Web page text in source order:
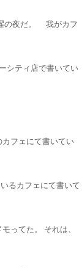
の夜だ。 我がカフ
シティ店で書いてい
フェにて書いてい
るカフェにて書いて
ってた。 それは、